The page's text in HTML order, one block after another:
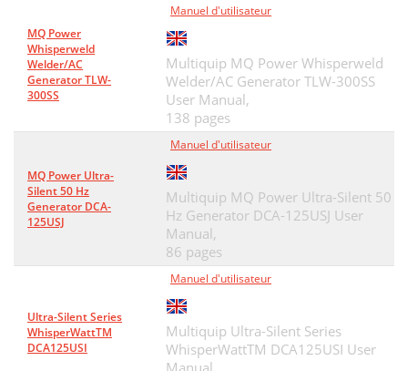
ENGINE & RADIATOR ASSY
OUTPUT TERMINAL ASSY
66
DCA-56SPX— ACTUATOR ASSY
DCA-56SPX— ACTUATOR ASSY
69
DCA-56SPX— BATTERY ASSY
DCA-56SPX— MUFFLER ASSY
72
DCA-56SPX— FUEL TANK ASSY
DCA-56SPX— ENCLOSURE ASSY
76
ENCLOSURE ASSY. (CONT.)
DCA-56SPX— RUBBER SEALS ASSY
80
NAMEPLATE AND DECALS ASSY
MQ Power
Whisperweld
Welder/AC
Generator TLW-
300SS
Manuel d'utilisateur
Multiquip MQ Power Whisperweld
Welder/AC Generator TLW-300SS
User Manual,
138 pages
MQ Power Ultra-
Silent 50 Hz
Generator DCA-
125USJ
Manuel d'utilisateur
Multiquip MQ Power Ultra-Silent 50
Hz Generator DCA-125USJ User
Manual,
86 pages
Ultra-Silent Series
WhisperWattTM
DCA125USI
Manuel d'utilisateur
Multiquip Ultra-Silent Series
WhisperWattTM DCA125USI User
Manual,